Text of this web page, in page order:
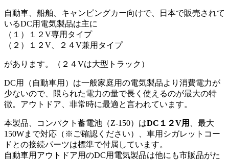
自動車、船舶、キャンピングカー向けで、日本で販売されて
いるDC用電気製品は主に
（１）１２V専用タイプ
（２）１２V、２４V兼用タイプ
があります。（２４Vは大型トラック）
DC用（自動車用）は一般家庭用の電気製品より消費電力が
少ないので、限られた電力の量で長く使えるのが最大の特
徴。アウトドア、非常時に最適と言われています。
本製品、コンパクト蓄電池（Z-150）はDC１２V用 、最大
150Wまで対応（※ご確認ください）、車用シガレットコー
ドとの接続パーツは標準で付属しています。
自動車用アウトドア用のDC用電気製品は他にも市販品がた